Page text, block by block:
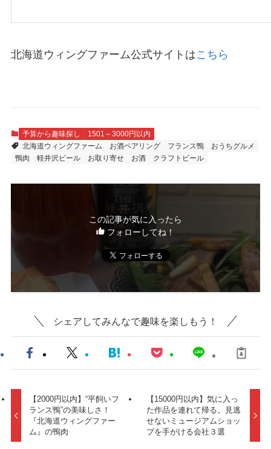
北海道ウィングファーム公式サイトはこちら
予算から趣味探し
1501～3000円以内
北海道ウィングファーム
お酒ペアリング フランス鴨
おうちグルメ
鴨肉
軽井沢ビール お取り寄せ お酒 クラフトビール
この記事が気に入ったら
フォローしてね！
シェアしてみんなで趣味を楽しもう！
【2000円以内】“平飼いフ
ランス鴨”の美味しさ！
『北海道ウィングファー
ム』の鴨肉
【15000円以内】気に入っ
た作品を連れて帰る。見逃
せないミュージアムショッ
プを手がける会社３選